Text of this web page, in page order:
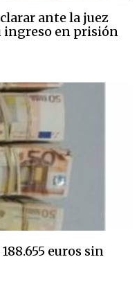
ante la juez
ingreso en prisión
euros sin